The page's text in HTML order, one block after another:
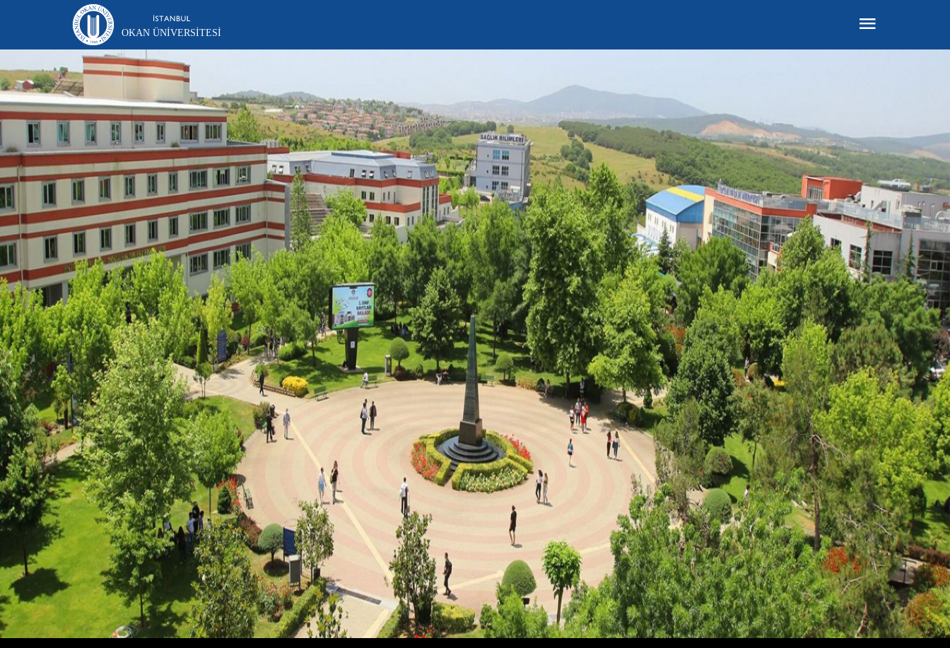
OKAN ÜNIVERSITESI